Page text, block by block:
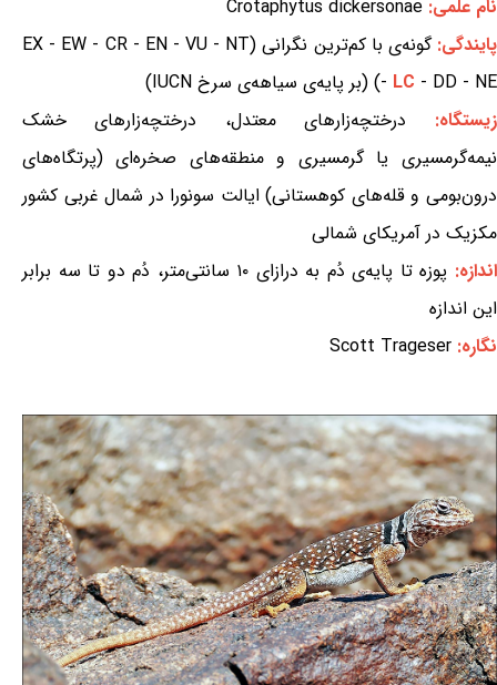
نام علمی: Crotaphytus dickersonae
پایندگی:
گونه‌ی با کم‌ترین نگرانی (EX - EW - CR - EN - VU - NT
- LC - DD - NE) (بر پایه‌ی سیاهه‌ی سرخ IUCN)
زیستگاه: درختچه‌زارهای معتدل، درختچه‌زارهای خشک
نیمه‌گرمسیری یا گرمسیری و منطقه‌های صخره‌ای (پرتگاه‌های
درون‌بومی و قله‌های کوهستانی) ایالت سونورا در شمال غربی کشور
مکزیک در آمریکای شمالی
اندازه:
پوزه تا پایه‌ی دُم به درازای ۱۰ سانتی‌متر، دُم دو تا سه برابر
این اندازه
نگاره: Scott Trageser